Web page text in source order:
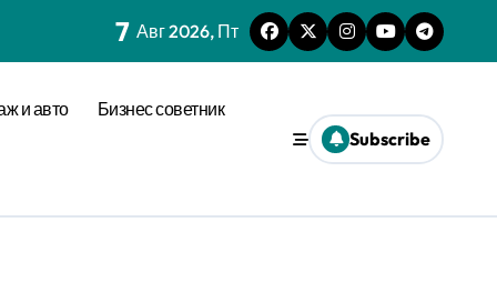
7 Авг 2026, Пт
и авто Бизнес советник
Subscribe